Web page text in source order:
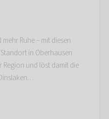
Ruhe – mit diesen
in Oberhausen
Region und löst damit die